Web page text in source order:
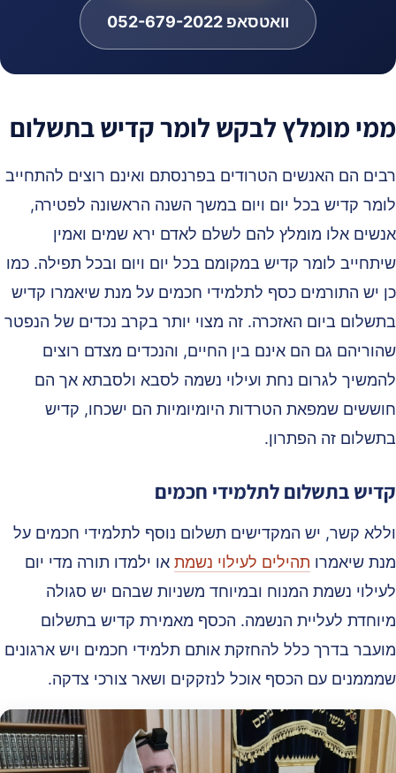
וואטסאפ 052-679-2022
מומלץ לבקש לומר קדיש בתשלום
הם האנשים הטרודים בפרנסתם ואינם רוצים להתחייב
קדיש בכל יום ויום במשך השנה הראשונה לפטירה,
אלו מומלץ להם לשלם לאדם ירא שמים ואמין
לומר קדיש במקומם בכל יום ויום ובכל תפילה. כמו
יש התורמים כסף לתלמידי חכמים על מנת שיאמרו קדיש
ביום האזכרה. זה מצוי יותר בקרב נכדים של הנפטר
גם הם אינם בין החיים, והנכדים מצדם רוצים
לגרום נחת ועילוי נשמה לסבא ולסבתא אך הם
שמפאת הטרדות היומיומיות הם ישכחו, קדיש
זה הפתרון.
בתשלום לתלמידי חכמים
קשר, יש המקדישים תשלום נוסף לתלמידי חכמים על
שיאמרותהילים לעילוי נשמתאו ילמדו תורה מדי יום
נשמת המנוח ובמיוחד משניות שבהם יש סגולה
לעליית הנשמה. הכסף מאמירת קדיש בתשלום
בדרך כלל להחזקת אותם תלמידי חכמים ויש ארגונים
עם הכסף אוכל לנזקקים ושאר צורכי צדקה.